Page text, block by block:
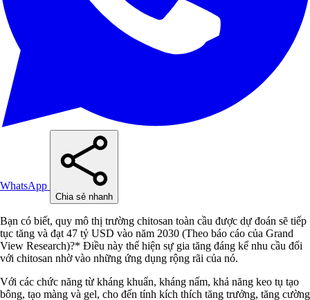
WhatsApp
Chia sẻ nhanh
Bạn có biết, quy mô thị trường chitosan toàn cầu được dự đoán sẽ tiếp
tục tăng và đạt 47 tỷ USD vào năm 2030 (Theo báo cáo của Grand
View Research)?* Điều này thể hiện sự gia tăng đáng kể nhu cầu đối
với chitosan nhờ vào những ứng dụng rộng rãi của nó.
Với các chức năng từ kháng khuẩn, kháng nấm, khả năng keo tụ tạo
bông, tạo màng và gel, cho đến tính kích thích tăng trưởng, tăng cường